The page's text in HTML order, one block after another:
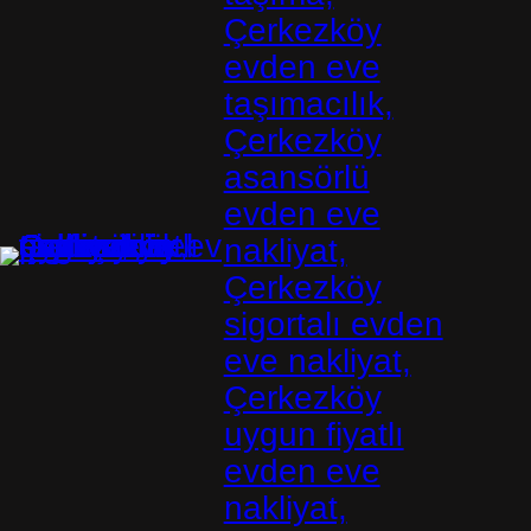
Çerkezköy
evden eve
taşımacılık,
Çerkezköy
asansörlü
evden eve
nakliyat,
Çerkezköy
sigortalı evden
eve nakliyat,
Çerkezköy
uygun fiyatlı
evden eve
nakliyat,